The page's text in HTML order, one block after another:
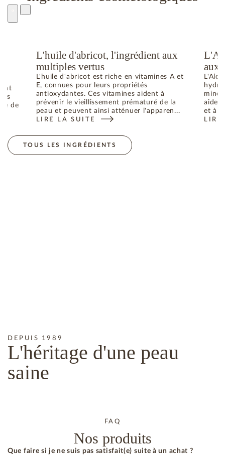
de
L'huile d'abricot, l'ingrédient aux
multiples vertus
L'huile d'abricot est riche en vitamines A et
E, connues pour leurs propriétés
antioxydantes. Ces vitamines aident à
prévenir le vieillissement prématuré de la
peau et peuvent ainsi atténuer l'apparen...
LIRE LA SUITE
: L'HUILE D'ABRICOT, L'INGRÉDIENT AUX
aux
et à
:
TOUS LES INGRÉDIENTS
DEPUIS 1989
L'héritage d'une peau
saine
FAQ
Nos produits
Que faire si je ne suis pas satisfait(e) suite à un achat ?